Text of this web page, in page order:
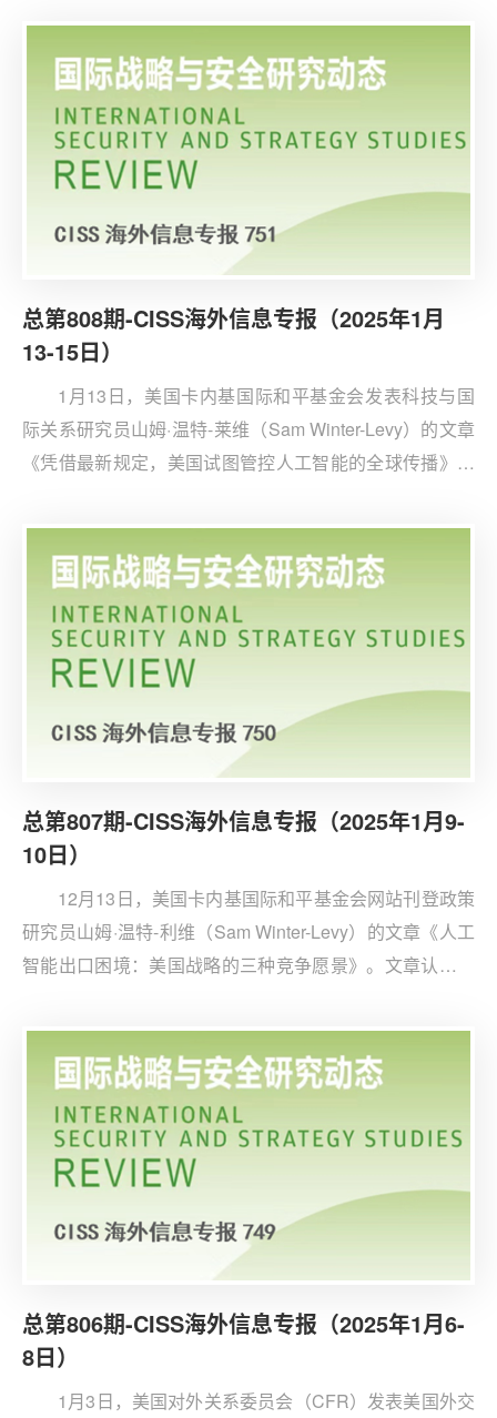
文章认为，新政策由美国商务部工业与安全局制定，旨在
为美国先进人工智能技术的出口提供全球性监管框架，同
时进一步限制中国等国家获取美国尖端人工智能技术。
总第808期-CISS海外信息专报（2025年1月
13-15日）
1月13日，美国卡内基国际和平基金会发表科技与国
际关系研究员山姆·温特-莱维（Sam Winter-Levy）的文章
《凭借最新规定，美国试图管控人工智能的全球传播》。
片作为外交工具。框架将AI芯片交易分为三个层级：第一
层包括美国的18个最亲密盟友，这些国家将几乎无限制地
购买芯片。美国芯片公司可以通过验证的最终用户计划
（VEU）在这些国家无限发展，但公司必须在本土保留
50%的总计算能力。
总第807期-CISS海外信息专报（2025年1月9-
10日）
12月13日，美国卡内基国际和平基金会网站刊登政策
研究员山姆·温特-利维（Sam Winter-Levy）的文章《人工
智能出口困境：美国战略的三种竞争愿景》。文章认为，
领军者应如何平衡技术优势与国家安全双重压力的问题。
对此，美国存在三种战略愿景与选择。
总第806期-CISS海外信息专报（2025年1月6-
8日）
1月3日，美国对外关系委员会（CFR）发表美国外交